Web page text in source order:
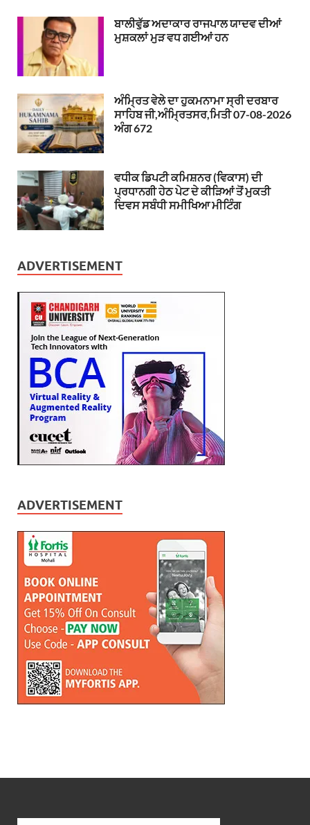
ਬਾਲੀਵੁੱਡ ਅਦਾਕਾਰ ਰਾਜਪਾਲ ਯਾਦਵ ਦੀਆਂ
ਮੁਸ਼ਕਲਾਂ ਮੁੜ ਵਧ ਗਈਆਂ ਹਨ
ਅੰਮ੍ਰਿਤ ਵੇਲੇ ਦਾ ਹੁਕਮਨਾਮਾ ਸ੍ਰੀ ਦਰਬਾਰ
ਸਾਹਿਬ ਜੀ,ਅੰਮ੍ਰਿਤਸਰ,ਮਿਤੀ 07-08-2026
ਅੰਗ 672
ਵਧੀਕ ਡਿਪਟੀ ਕਮਿਸ਼ਨਰ (ਵਿਕਾਸ) ਦੀ
ਪ੍ਰਧਾਨਗੀ ਹੇਠ ਪੇਟ ਦੇ ਕੀੜਿਆਂ ਤੋਂ ਮੁਕਤੀ
ਦਿਵਸ ਸਬੰਧੀ ਸਮੀਖਿਆ ਮੀਟਿੰਗ
ADVERTISEMENT
ADVERTISEMENT